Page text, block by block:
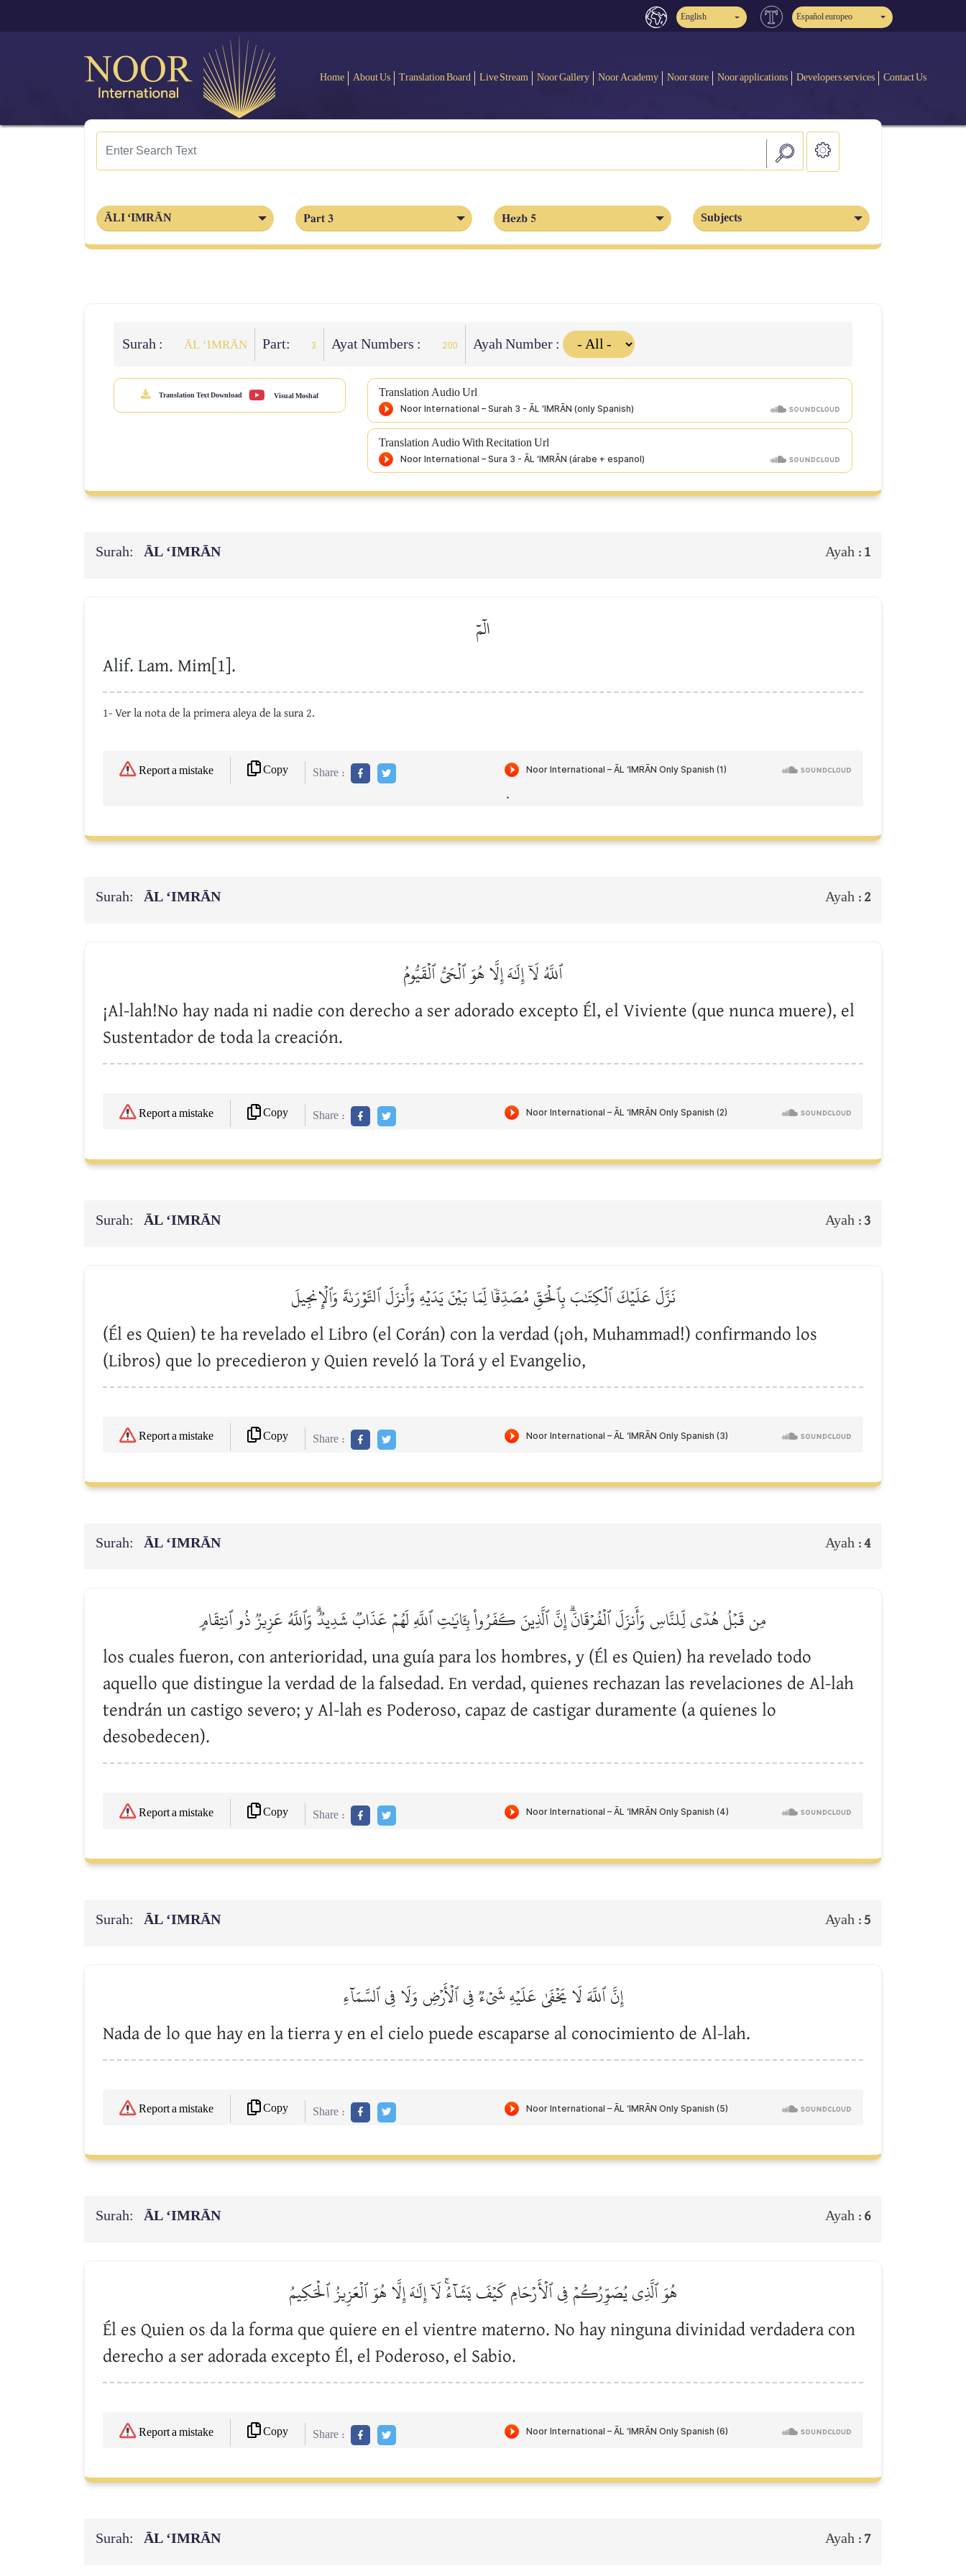
English Español europeo
Home About Us Translation Board Live Stream Noor Gallery Noor Academy Noor store Noor applications Developers services Contact Us
ĀLI ‘IMRĀN Part 3 Hezb 5 Subjects
Surah : ĀL ‘IMRĀN Part: 3 Ayat Numbers : 200 Ayah Number :
Translation Text Download Visual Moshaf Translation Audio Url
Translation Audio With Recitation Url
Surah: ĀL ‘IMRĀN Ayah : 1
الٓمٓ
Alif. Lam. Mim[1].
1- Ver la nota de la primera aleya de la sura 2.
Report a mistake Copy Share :
.
Surah: ĀL ‘IMRĀN Ayah : 2
ٱللَّهُ لَآ إِلَٰهَ إِلَّا هُوَ ٱلۡحَيُّ ٱلۡقَيُّومُ
¡Al-lah!No hay nada ni nadie con derecho a ser adorado excepto Él, el Viviente (que nunca muere), el
Sustentador de toda la creación.
Report a mistake Copy Share :
Surah: ĀL ‘IMRĀN Ayah :3
نَزَّلَ عَلَيۡكَ ٱلۡكِتَٰبَ بِٱلۡحَقِّ مُصَدِّقٗا لِّمَا بَيۡنَ يَدَيۡهِ وَأَنزَلَ ٱلتَّوۡرَىٰةَ وَٱلۡإِنجِيلَ
(Él es Quien) te ha revelado el Libro (el Corán) con la verdad (¡oh, Muhammad!) confirmando los
(Libros) que lo precedieron y Quien reveló la Torá y el Evangelio,
Report a mistake Copy Share :
Surah: ĀL ‘IMRĀN Ayah :4
مِن قَبۡلُ هُدٗى لِّلنَّاسِ وَأَنزَلَ ٱلۡفُرۡقَانَۗ إِنَّ ٱلَّذِينَ كَفَرُواْ بِـَٔايَٰتِ ٱللَّهِ لَهُمۡ عَذَابٞ شَدِيدٞۗ وَٱللَّهُ عَزِيزٞ ذُو ٱنتِقَامٍ
los cuales fueron, con anterioridad, una guía para los hombres, y (Él es Quien) ha revelado todo
aquello que distingue la verdad de la falsedad. En verdad, quienes rechazan las revelaciones de Al-lah
tendrán un castigo severo; y Al-lah es Poderoso, capaz de castigar duramente (a quienes lo
desobedecen).
Report a mistake Copy Share :
Surah: ĀL ‘IMRĀN Ayah :5
إِنَّ ٱللَّهَ لَا يَخۡفَىٰ عَلَيۡهِ شَيۡءٞ فِي ٱلۡأَرۡضِ وَلَا فِي ٱلسَّمَآءِ
Nada de lo que hay en la tierra y en el cielo puede escaparse al conocimiento de Al-lah.
Report a mistake Copy Share :
Surah: ĀL ‘IMRĀN Ayah : 6
هُوَ ٱلَّذِي يُصَوِّرُكُمۡ فِي ٱلۡأَرۡحَامِ كَيۡفَ يَشَآءُۚ لَآ إِلَٰهَ إِلَّا هُوَ ٱلۡعَزِيزُ ٱلۡحَكِيمُ
Él es Quien os da la forma que quiere en el vientre materno. No hay ninguna divinidad verdadera con
derecho a ser adorada excepto Él, el Poderoso, el Sabio.
Report a mistake Copy Share :
Surah: ĀL ‘IMRĀN Ayah : 7